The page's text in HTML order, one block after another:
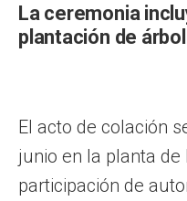
La ceremonia
plantación de
El acto de colación
junio en la planta de
participación de